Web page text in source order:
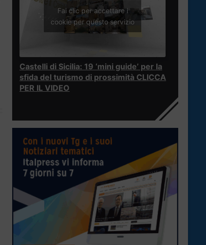
Fai clic per accettare i
cookie per questo servizio
Castelli di Sicilia: 19 ‘mini guide’ per la
sfida del turismo di prossimità CLICCA
PER IL VIDEO